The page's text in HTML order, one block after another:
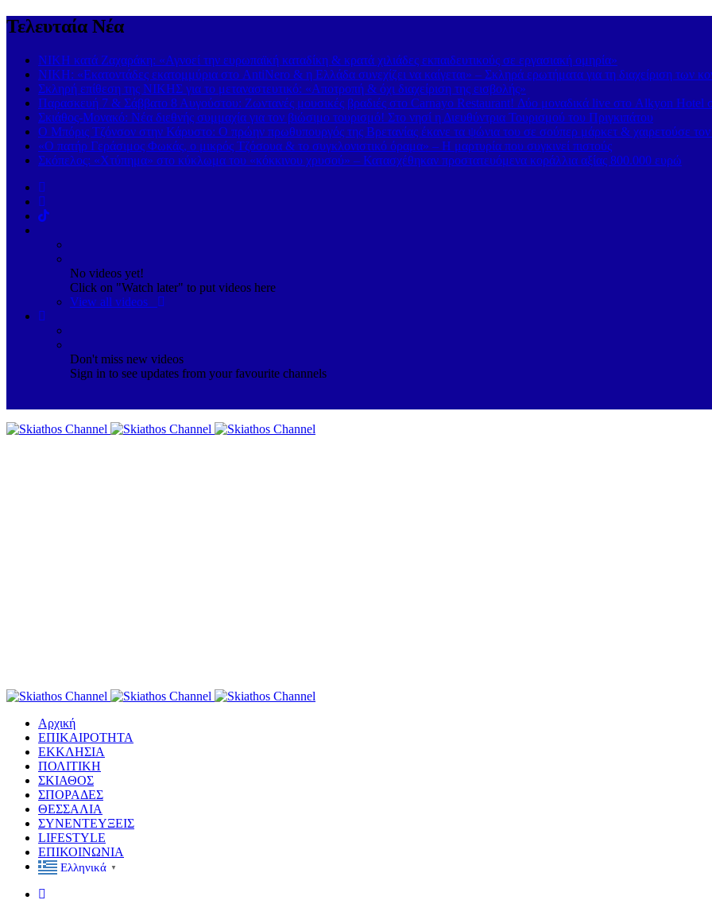
Τελευταία Νέα
ΝΙΚΗ κατά Ζαχαράκη: «Αγνοεί την ευρωπαϊκή καταδίκη & κρατά χιλιάδες εκπαιδευτικούς σε εργασιακή ομηρία»
ΝΙΚΗ: «Εκατοντάδες εκατομμύρια στο AntiNero & η Ελλάδα συνεχίζει να καίγεται» – Σκληρά ερωτήματα για τη διαχείριση των
Σκληρή επίθεση της ΝΙΚΗΣ για το μεταναστευτικό: «Αποτροπή & όχι διαχείριση της εισβολής»
Παρασκευή 7 & Σάββατο 8 Αυγούστου: Ζωντανές μουσικές βραδιές στο Carnayo Restaurant! Δύο μοναδικά live στο Alkyon Hotel
Σκιάθος-Μονακό: Νέα διεθνής συμμαχία για τον βιώσιμο τουρισμό! Στο νησί η Διευθύντρια Τουρισμού του Πριγκιπάτου
Ο Μπόρις Τζόνσον στην Κάρυστο: Ο πρώην πρωθυπουργός της Βρετανίας έκανε τα ψώνια του σε σούπερ μάρκετ & χαιρετούσε
«Ο πατήρ Γεράσιμος Φωκάς, ο μικρός Τζόσουα & το συγκλονιστικό όραμα» – Η μαρτυρία που συγκινεί πιστούς
Σκόπελος: «Χτύπημα» στο κύκλωμα του «κόκκινου χρυσού» – Κατασχέθηκαν προστατευόμενα κοράλλια αξίας 800.000 ευρώ
No videos yet!
Click on "Watch later" to put videos here
View all videos
Don't miss new videos
Sign in to see updates from your favourite channels
Αρχική
ΕΠΙΚΑΙΡΟΤΗΤΑ
ΕΚΚΛΗΣΙΑ
ΠΟΛΙΤΙΚΗ
ΣΚΙΑΘΟΣ
ΣΠΟΡΑΔΕΣ
ΘΕΣΣΑΛΙΑ
ΣΥΝΕΝΤΕΥΞΕΙΣ
LIFESTYLE
ΕΠΙΚΟΙΝΩΝΙΑ
Ελληνικά ▼